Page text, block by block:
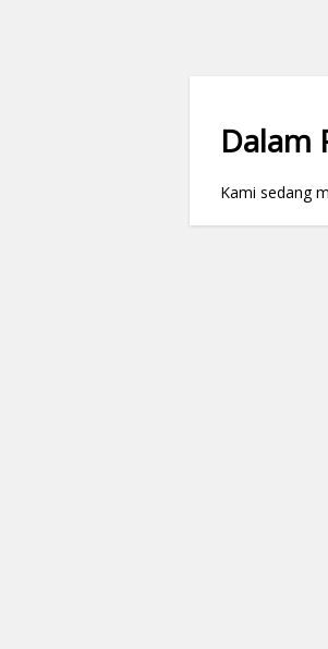
Dalam
Kami sedang